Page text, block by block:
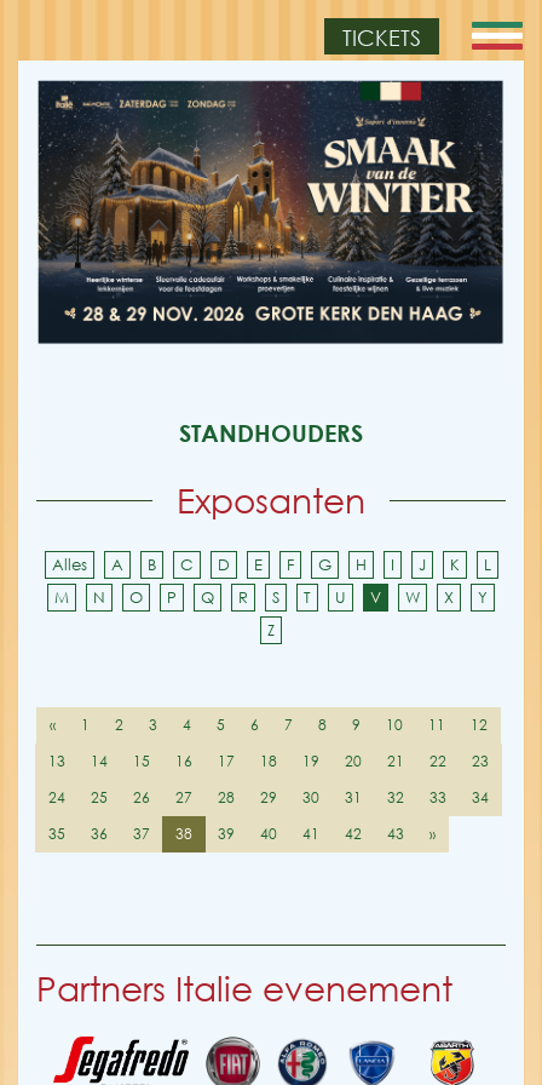
TICKETS
STANDHOUDERS
Exposanten
Alles A B C D E F G H I J K
L
M
N O P Q R S T U V W X
Y
Z
« 1 2 3 4 5 6 7 8 9 10 11
12
13
14 15 16 17 18 19 20 21 22
23
24
25 26 27 28 29 30 31 32 33
34
35
36 37 38 39 40 41 42 43 »
Partners Italie evenement